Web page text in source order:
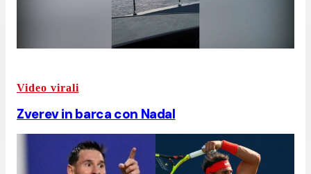
Video virali
Zverev in barca con Nadal